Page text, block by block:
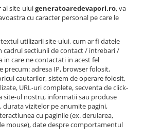
al site-uluigeneratoaredevapori.ro, va
cu caracter personal pe care le
utilizarii site-ului, cum ar fi datele
cadrul sectiunii de contact / intrebari /
in care ne contactati in acest fel
precum: adresa IP, browser folosit,
cautarilor, sistem de operare folosit,
URL-uri complete, secventa de click-
site-ul nostru, informatii sau produse
durata vizitelor pe anumite pagini,
cu paginile (ex. derularea,
mouse), date despre comportamentul